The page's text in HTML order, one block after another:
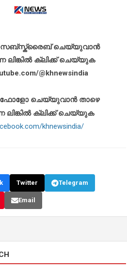
ചെയ്യുവാൻ
ലിങ്കിൽ ക്ലിക്ക് ചെയ്യുക
@khnewsindia
ചെയ്യുവാൻ താഴെ
ലിങ്കിൽ ക്ലിക്ക് ചെയ്യുക
khnewsindia/
Twitter Telegram
Email